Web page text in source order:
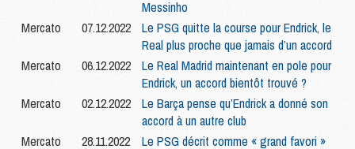
Messinho
Mercato
07.12.2022
Le PSG quitte la course pour Endrick, le
Real plus proche que jamais d’un accord
Mercato
06.12.2022
Le Real Madrid maintenant en pole pour
Endrick, un accord bientôt trouvé ?
Mercato
02.12.2022
Le Barça pense qu’Endrick a donné son
accord à un autre club
Mercato
28.11.2022 Le PSG décrit comme « grand favori »